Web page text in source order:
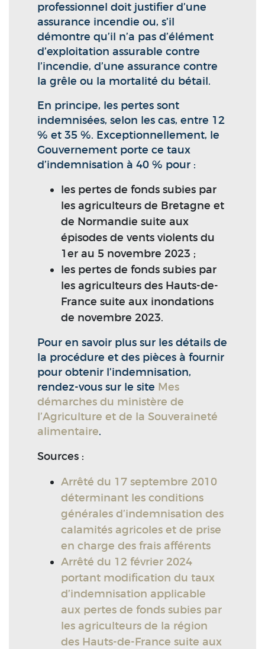
professionnel doit justifier d’une
assurance incendie ou, s’il
démontre qu’il n’a pas d’élément
d’exploitation assurable contre
l’incendie, d’une assurance contre
la grêle ou la mortalité du bétail.
En principe, les pertes sont
indemnisées, selon les cas, entre 12
% et 35 %. Exceptionnellement, le
Gouvernement porte ce taux
d’indemnisation à 40 % pour :
les pertes de fonds subies par
les agriculteurs de Bretagne et
de Normandie suite aux
épisodes de vents violents du
1er au 5 novembre 2023 ;
les pertes de fonds subies par
les agriculteurs des Hauts-de-
France suite aux inondations
de novembre 2023.
Pour en savoir plus sur les détails de
la procédure et des pièces à fournir
pour obtenir l’indemnisation,
rendez-vous sur le site Mes
démarches du ministère de
l’Agriculture et de la Souveraineté
alimentaire.
Sources :
Arrêté du 17 septembre 2010
déterminant les conditions
générales d’indemnisation des
calamités agricoles et de prise
en charge des frais afférents
Arrêté du 12 février 2024
portant modification du taux
d’indemnisation applicable
aux pertes de fonds subies par
les agriculteurs de la région
des Hauts-de-France suite aux